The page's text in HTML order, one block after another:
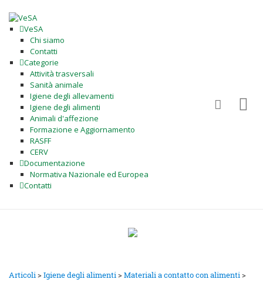
VeSA
Chi siamo
Contatti
Categorie
Attività trasversali
Sanità animale
Igiene degli allevamenti
Igiene degli alimenti
Animali d'affezione
Formazione e Aggiornamento
RASFF
CERV
Documentazione
Normativa Nazionale ed Europea
Contatti
Articoli>Igiene degli alimenti>Materiali a contatto con alimenti>